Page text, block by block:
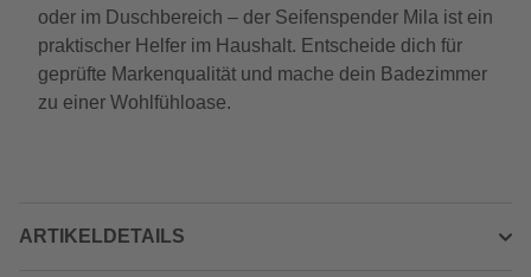
oder im Duschbereich – der Seifenspender Mila ist ein
praktischer Helfer im Haushalt. Entscheide dich für
geprüfte Markenqualität und mache dein Badezimmer
zu einer Wohlfühloase.
ARTIKELDETAILS